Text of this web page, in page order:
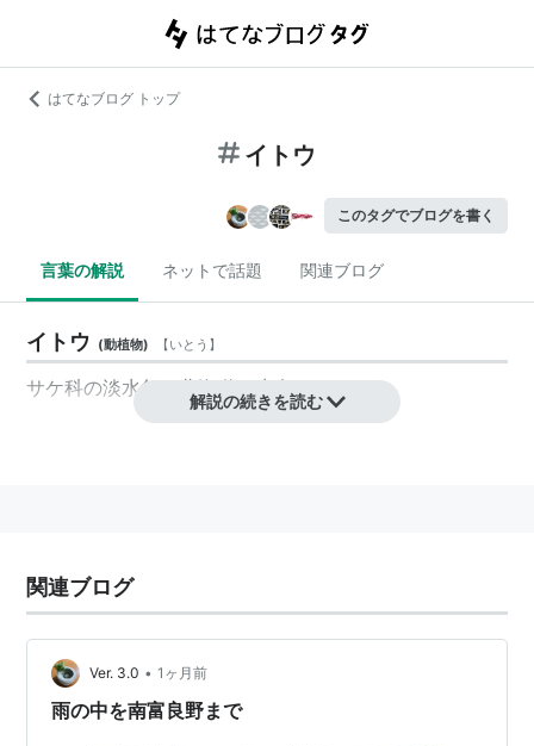
はてなブログ トップ
イトウ
このタグでブログを書く
言葉の解説 ネットで話題 関連ブログ
イトウ (動植物) 【いとう 】
サケ科の淡水魚。北海道に生息する。
解説の続きを読む
関連ブログ
Ver. 3.0 • 1ヶ月前
雨の中を南富良野まで